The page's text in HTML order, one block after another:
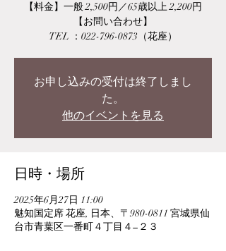
【料金】一般 2,500円／65歳以上 2,200円
【お問い合わせ】
TEL ：022-796-0873（花座）
お申し込みの受付は終了しまし
た。
他のイベントを見る
日時・場所
2025年6月27日 11:00
魅知国定席 花座, 日本、〒980-0811 宮城県仙
台市青葉区一番町４丁目４−２３